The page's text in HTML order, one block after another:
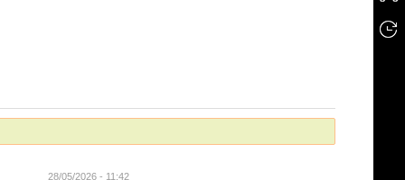
28/05/2026 - 11:42